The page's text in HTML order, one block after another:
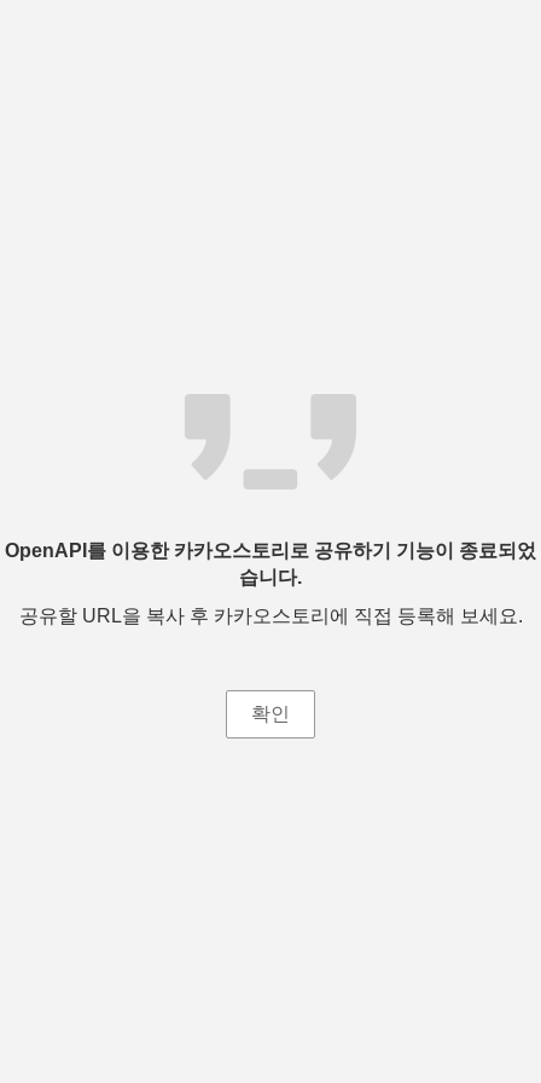
OpenAPI를 이용한 카카오스토리로 공유하기 기능이 종료되었
습니다.
공유할 URL을 복사 후 카카오스토리에 직접 등록해 보세요.
확인